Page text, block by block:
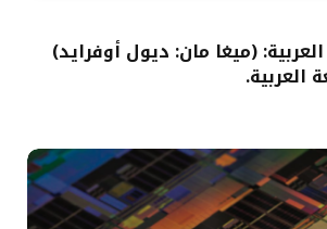
(ميغا مان: ديول أوفرايد)
العربية.